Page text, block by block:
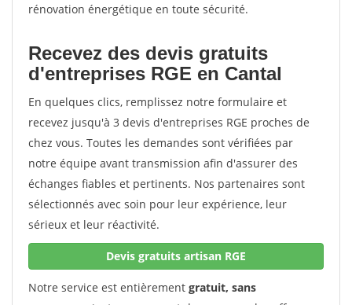
rénovation énergétique en toute sécurité.
Recevez des devis gratuits
d'entreprises RGE en Cantal
En quelques clics, remplissez notre formulaire et
recevez jusqu'à 3 devis d'entreprises RGE proches de
chez vous. Toutes les demandes sont vérifiées par
notre équipe avant transmission afin d'assurer des
échanges fiables et pertinents. Nos partenaires sont
sélectionnés avec soin pour leur expérience, leur
sérieux et leur réactivité.
Devis gratuits artisan RGE
Notre service est entièrement gratuit, sans